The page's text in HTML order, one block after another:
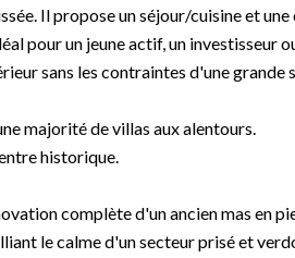
Il propose un séjour/cuisine et une
pour un jeune actif, un investisseur
sans les contraintes d'une grande
majorité de villas aux alentours.
historique.
complète d'un ancien mas en
le calme d'un secteur prisé et